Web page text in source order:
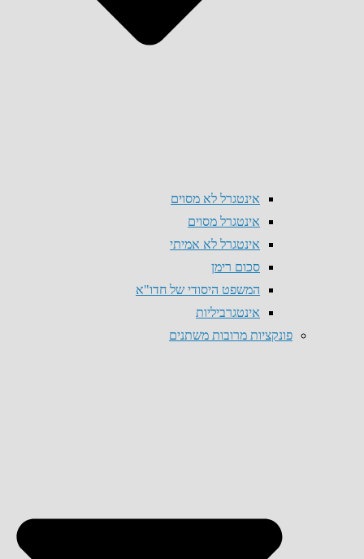
אינטגרל לא מסוים
אינטגרל מסוים
אינטגרל לא אמיתי
סכום רימן
המשפט היסודי של חדו"א
אינטגרביליות
פונקציות מרובות משתנים